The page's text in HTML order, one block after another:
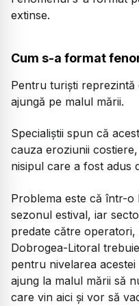
extinse.
Cum s-a format
Pentru turiști
ajungă pe malul mării.
Specialiștii spun că
cauza eroziunii
nisipul care a fost adus
Problema este că într-o
sezonul estival, iar
predate către operatori,
Dobrogea-Litoral
pentru nivelarea
ajung la malul mării să
care vin aici și vor să